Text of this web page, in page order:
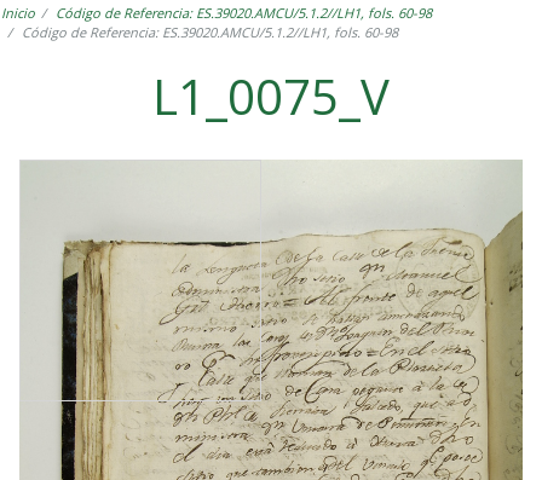
Inicio
Código de Referencia: ES.39020.AMCU/5.1.2//LH1, fols. 60-98
Código de Referencia: ES.39020.AMCU/5.1.2//LH1, fols. 60-98
L1_0075_V